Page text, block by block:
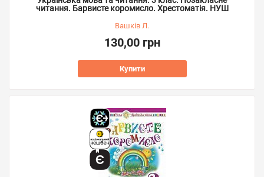
читання. Барвисте коромисло. Хрестоматія. НУШ
Вашків Л.
130,00 грн
Купити